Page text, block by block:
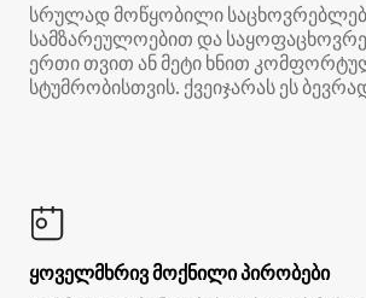
სრულად მოწყობილი
სამზარეულოებით და
ერთი თვით ან მეტი ხნით
სტუმრობისთვის. ქვეიჯარას ეს
ყოველმხრივ მოქნილი პირობები